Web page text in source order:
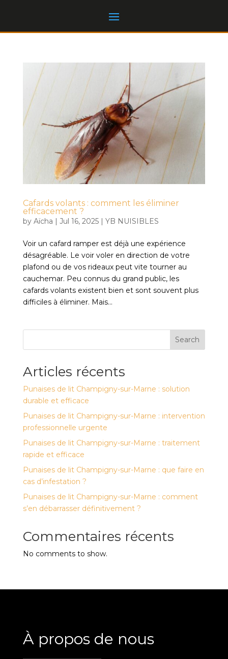
Cafards volants : comment les éliminer
efficacement ?
by Aïcha | Jul 16, 2025| YB NUISIBLES
Voir un cafard ramper est déjà une expérience
désagréable. Le voir voler en direction de votre
plafond ou de vos rideaux peut vite tourner au
cauchemar. Peu connus du grand public, les
cafards volants existent bien et sont souvent plus
difficiles à éliminer. Mais...
Search
Articles récents
Punaises de lit Champigny-sur-Marne : solution
durable et efficace
Punaises de lit Champigny-sur-Marne : intervention
professionnelle urgente
Punaises de lit Champigny-sur-Marne : traitement
rapide et efficace
Punaises de lit Champigny-sur-Marne : que faire en
cas d’infestation ?
Punaises de lit Champigny-sur-Marne : comment
s’en débarrasser définitivement ?
Commentaires récents
No comments to show.
À propos de nous